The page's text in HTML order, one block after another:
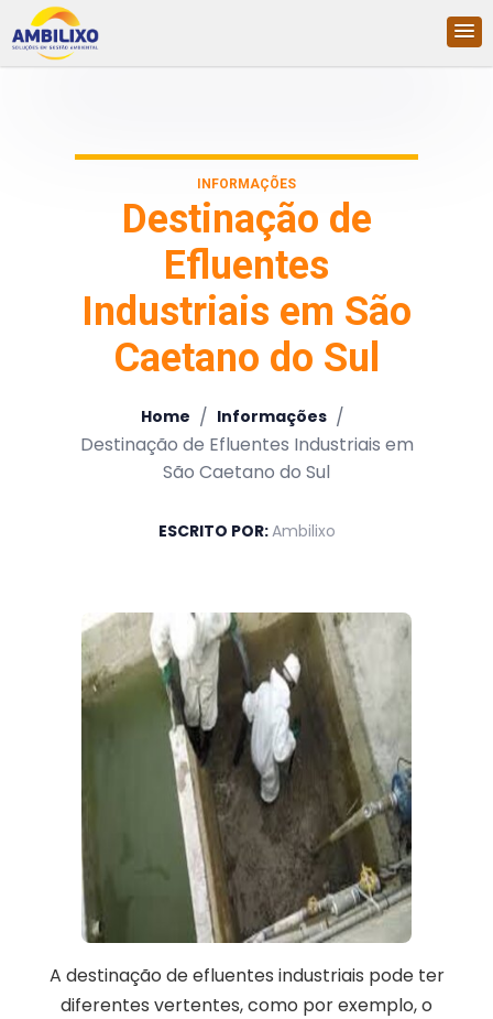
INFORMAÇÕES
Destinação de
Efluentes
Industriais em São
Caetano do Sul
Home / Informações /
Destinação de Efluentes Industriais em
São Caetano do Sul
ESCRITO POR:Ambilixo
A destinação de efluentes industriais pode ter
diferentes vertentes, como por exemplo, o